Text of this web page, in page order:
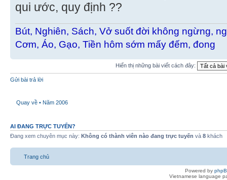
qui ước, quy định ??
Bút, Nghiên, Sách, Vở suốt đời không ngừng,
Cơm, Áo, Gạo, Tiền hôm sớm mấy đếm, đong
Hiển thị những bài viết cách đây:
Gửi bài trả lời
Quay về • Năm 2006
AI ĐANG TRỰC TUYẾN?
Đang xem chuyên mục này: Không có thành viên nào đang trực tuyến và 8 khách
Trang chủ
Powered by
Vietnamese language